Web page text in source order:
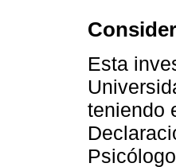
Esta
teniendo